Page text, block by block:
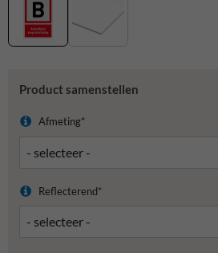
Product samenstellen
Afmeting*
Reflecterend*